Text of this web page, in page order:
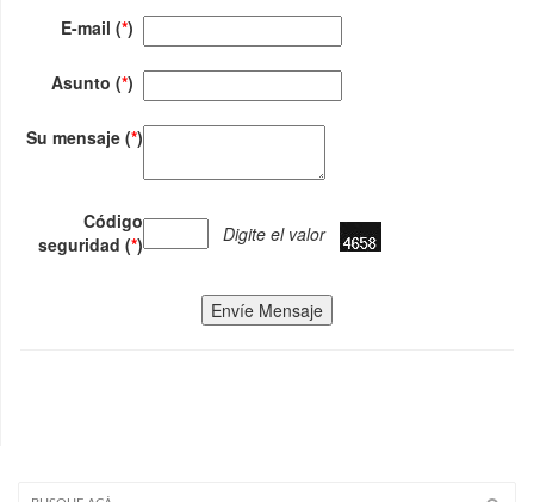
E-mail (*)
Asunto (*)
Su mensaje (*)
Código
seguridad (*) Digite el valor
Envíe Mensaje